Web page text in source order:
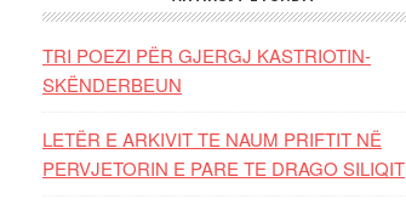
TRI POEZI PËR GJERGJ KASTRIOTIN-
SKËNDERBEUN
LETËR E ARKIVIT TE NAUM PRIFTIT NË
PERVJETORIN E PARE TE DRAGO SILIQIT